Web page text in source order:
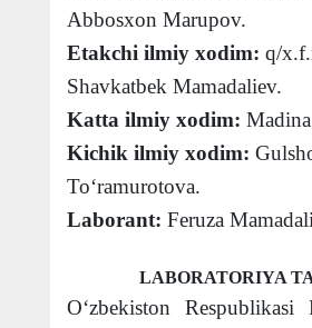
Abbosxon Marupov.
Etakchi ilmiy xodim: q/
Shavkatbek Mamadaliev.
Katta ilmiy xodim:
Kichik ilmiy xodim:
To‘ramurotova.
Laborant: Feruza
LABORATORIYA
O‘zbekiston Respublikasi